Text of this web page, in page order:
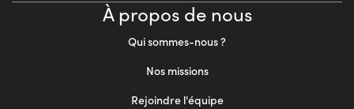
À propos de nous
Qui sommes-nous ?
Nos missions
Rejoindre l'équipe